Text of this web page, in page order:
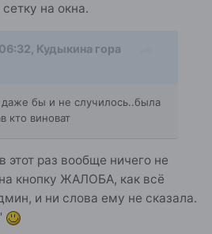
на окна.
Кудыкина гора
даже бы и не случилось..была
кто виноват
раз вообще ничего не
кнопку ЖАЛОБА, как всё
и ни слова ему не сказала.